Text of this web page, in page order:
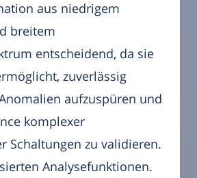
aus niedrigem
breitem
entscheidend, da sie
zuverlässig
aufzuspüren und
komplexer
Schaltungen zu validieren.
Analysefunktionen.